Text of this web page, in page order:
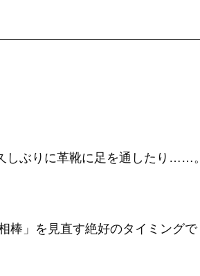
しぶりに革靴に足を通したり……。
棒」を見直す絶好のタイミングで